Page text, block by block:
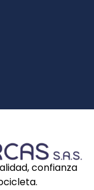
confianza